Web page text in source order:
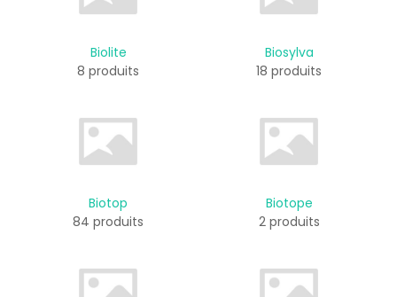
Biolite
8 produits
Biosylva
18 produits
Biotop
84 produits
Biotope
2 produits